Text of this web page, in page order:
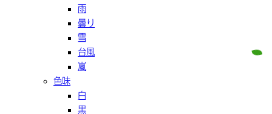
雨
曇り
雪
台風
嵐
色味
白
黒